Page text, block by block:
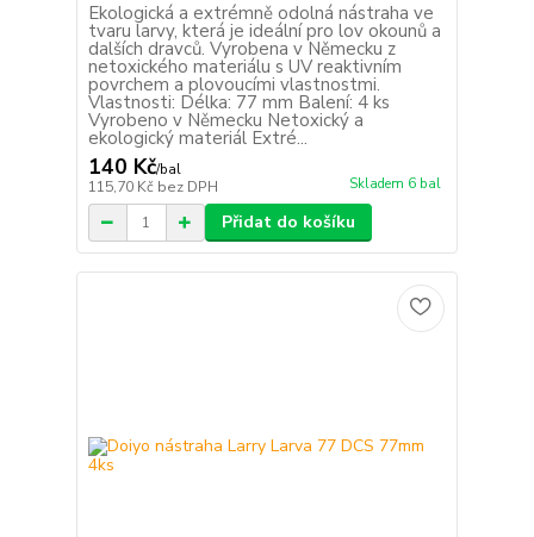
Ekologická a extrémně odolná nástraha ve
tvaru larvy, která je ideální pro lov okounů a
dalších dravců. Vyrobena v Německu z
netoxického materiálu s UV reaktivním
povrchem a plovoucími vlastnostmi.
Vlastnosti: Délka: 77 mm Balení: 4 ks
Vyrobeno v Německu Netoxický a
ekologický materiál Extré...
140 Kč/bal
115,70 Kč bez DPH Skladem 6 bal
Přidat do košíku